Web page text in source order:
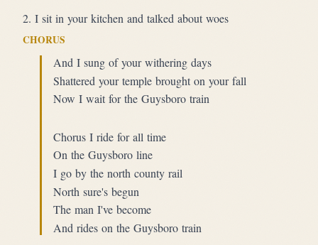
2. I sit in your kitchen and talked about woes
CHORUS
And I sung of your withering days
Shattered your temple brought on your fall
Now I wait for the Guysboro train
Chorus I ride for all time
On the Guysboro line
I go by the north county rail
North sure's begun
The man I've become
And rides on the Guysboro train